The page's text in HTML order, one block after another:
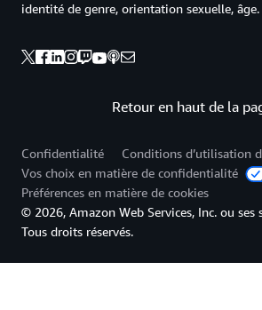
Retour en haut de la
identité de genre, orientation sexuelle, âge.
Confidentialité
Conditions d’utilisation
Vos choix en matière de confidentialité
Préférences en matière de cookies
© 2026, Amazon Web Services, Inc. ou ses
Tous droits réservés.